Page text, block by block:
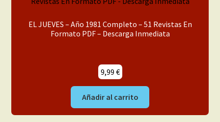
EL JUEVES – Año 1981 Completo – 51 Revistas En
Formato PDF – Descarga Inmediata
9,99 €
Añadir al carrito